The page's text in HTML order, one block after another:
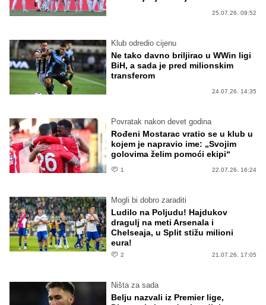
25.07.26. 09:52
Klub odredio cijenu
Ne tako davno briljirao u WWin ligi
BiH, a sada je pred milionskim
transferom
24.07.26. 14:35
Povratak nakon devet godina
Rođeni Mostarac vratio se u klub u
kojem je napravio ime: „Svojim
golovima želim pomoći ekipi“
1 22.07.26. 16:24
Mogli bi dobro zaraditi
Ludilo na Poljudu! Hajdukov
dragulj na meti Arsenala i
Chelseaja, u Split stižu milioni
eura!
2 21.07.26. 17:05
Ništa za sada
Belju nazvali iz Premier lige,